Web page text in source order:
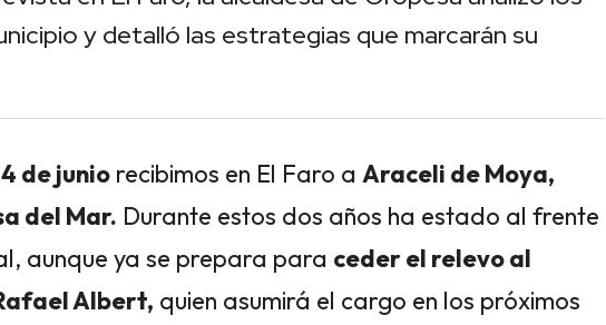
y detalló las estrategias que marcarán su
de junio recibimos en El Faro a Araceli de Moya,
del Mar. Durante estos dos años ha estado al frente
aunque ya se prepara para ceder el relevo al
Albert, quien asumirá el cargo en los próximos